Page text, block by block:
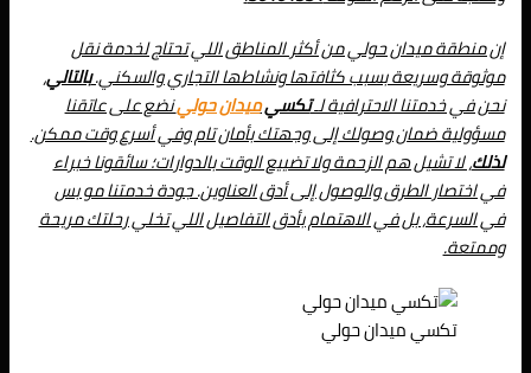
إن منطقة ميدان حولي من أكثر المناطق اللي تحتاج لخدمة نقل
موثوقة وسريعة بسبب كثافتها ونشاطها التجاري والسكني.بالتالي،
نحن في خدمتنا الاحترافية لـتكسيميدان حولينضع على عاتقنا
مسؤولية ضمان وصولك إلى وجهتك بأمان تام وفي أسرع وقت ممكن.
لذلك، لا تشيل هم الزحمة ولا تضييع الوقت بالدوارات؛ سائقونا خبراء
في اختصار الطرق والوصول إلى أدق العناوين. جودة خدمتنا مو بس
في السرعة، بل في الاهتمام بأدق التفاصيل اللي تخلي رحلتك مريحة
وممتعة.
تكسي ميدان حولي